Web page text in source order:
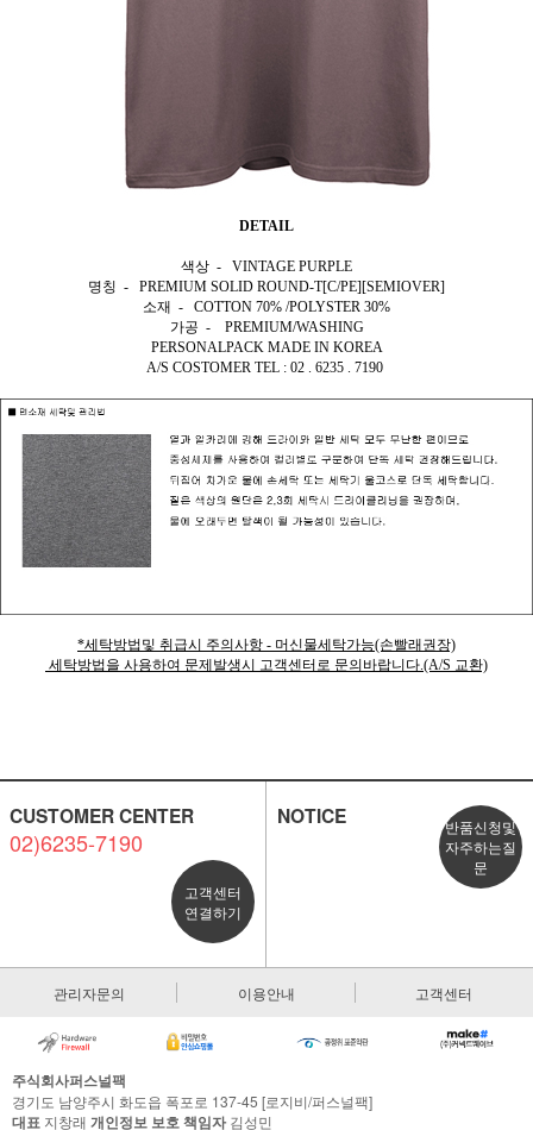
DETAIL
색상 - VINTAGE PURPLE
명칭 - PREMIUM SOLID ROUND-T[C/PE][SEMIOVER]
소재 - COTTON 70% /POLYSTER 30%
가공 - PREMIUM/WASHING
PERSONALPACK MADE IN KOREA
A/S COSTOMER TEL : 02 . 6235 . 7190
*세탁방법및 취급시 주의사항 - 머신물세탁가능(손빨래권장)
세탁방법을 사용하여 문제발생시 고객센터로 문의바랍니다.(A/S 교환)
CUSTOMER CENTER
02)6235-7190
고객센터
연결하기
NOTICE
반품신청및
자주하는질
문
관리자문의 이용안내 고객센터
주식회사퍼스널팩
경기도 남양주시 화도읍 폭포로 137-45 [로지비/퍼스널팩]
대표 지창래 개인정보 보호 책임자김성민